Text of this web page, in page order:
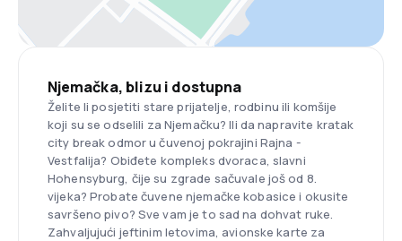
Njemačka, blizu i dostupna
Želite li posjetiti stare prijatelje, rodbinu ili komšije
koji su se odselili za Njemačku? Ili da napravite kratak
city break odmor u čuvenoj pokrajini Rajna -
Vestfalija? Obiđete kompleks dvoraca, slavni
Hohensyburg, čije su zgrade sačuvale još od 8.
vijeka? Probate čuvene njemačke kobasice i okusite
savršeno pivo? Sve vam je to sad na dohvat ruke.
Zahvaljujući jeftinim letovima, avionske karte za